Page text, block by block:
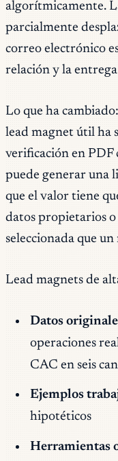
algorítmicamente.
parcialmente
correo electrónico
relación y la
Lo que ha
lead magnet útil ha
verificación en
puede generar una
que el valor tiene
datos propietarios
seleccionada que
Lead magnets de
Datos
operaciones
CAC en seis
Ejemplos
hipotéticos
Herramientas